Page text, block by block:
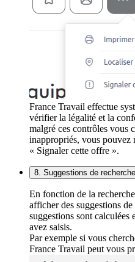
France Travail effectue
vérifier la légalité et la
malgré ces contrôles vous
inappropriés, vous pouvez
« Signaler cette offre ».
8. Suggestions de recherche
En fonction de la
afficher des suggestions
suggestions sont calculées
avez saisis.
Par exemple si vous
France Travail peut vous